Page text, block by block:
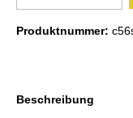
Produktnummer:
Beschreibung